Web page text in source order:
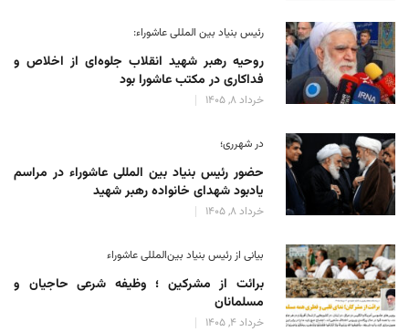
رئیس بنیاد بین المللی عاشوراء:
روحیه رهبر شهید انقلاب جلوه‌ای از اخلاص و
فداکاری در مکتب عاشورا بود
خرداد 8, 1405
در شهرری؛
حضور رئیس بنیاد بین المللی عاشوراء در مراسم
یادبود شهدای خانواده رهبر شهید
خرداد 8, 1405
بیانی از رئیس بنیاد بین‌المللی عاشوراء
برائت از مشرکین ؛ وظیفه شرعی حاجیان و
مسلمانان
خرداد 4, 1405